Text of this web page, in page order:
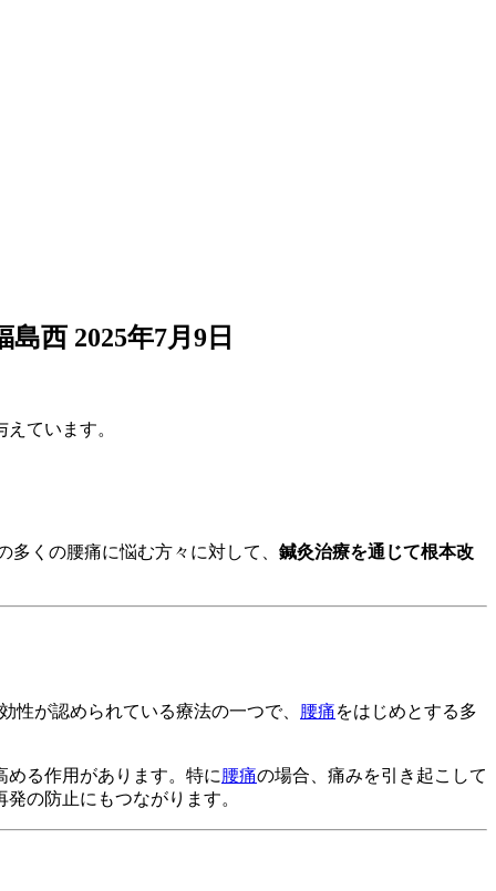
島西 2025年7月9日
ています。
多くの腰痛に悩む方々に対して、 鍼灸治療を通じて根本改
性が認められている療法の一つで、 腰痛をはじめとする多
る作用があります。特に腰痛の場合、痛みを引き起こして
の防止にもつながります。